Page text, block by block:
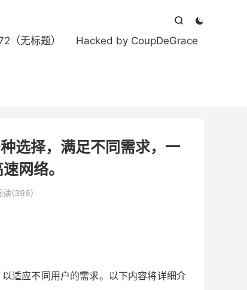


（无标题）
Hacked by CoupDeGrace
选择，满足不同需求，一
网络。
读(398)
适应不同用户的需求。以下内容将详细介